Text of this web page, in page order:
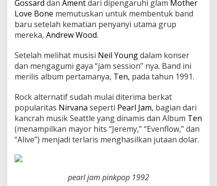
Gossard dan Amentdari dipengaruhi glam Mother
Love Bone memutuskan untuk membentuk band
baru setelah kematian penyanyi utama grup
mereka, Andrew Wood.
Setelah melihat musisi Neil Youngdalam konser
dan mengagumi gaya “jam session” nya. Band ini
merilis album pertamanya, Ten, pada tahun 1991.
Rock alternatif sudah mulai diterima berkat
popularitas Nirvana seperti Pearl Jam, bagian dari
kancrah musik Seattle yang dinamis dan Album Ten
(menampilkan mayor hits “Jeremy,” “Evenflow,” dan
“Alive”) menjadi terlaris menghasilkan jutaan dolar.
pearl jam pinkpop 1992